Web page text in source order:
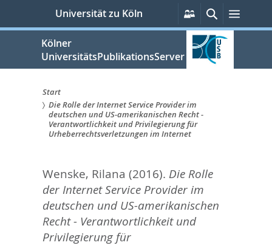
springen
Universität zu Köln
Persönliche
Services
SucheMenü
Kölner
UniversitätsPublikationsServer
Sie
sind
Start
Die Rolle der Internet Service Provider im
deutschen und US-amerikanischen Recht -
Verantwortlichkeit und Privilegierung für
Urheberrechtsverletzungen im Internet
Wenske, Rilana (2016). Die Rolle
der Internet Service Provider im
deutschen und US-amerikanischen
Recht - Verantwortlichkeit und
Privilegierung für